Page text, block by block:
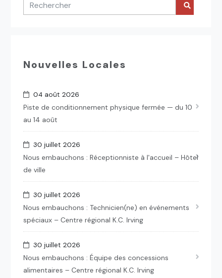
Nouvelles Locales
04 août 2026
Piste de conditionnement physique fermée — du 10
au 14 août
30 juillet 2026
Nous embauchons : Réceptionniste à l'accueil – Hôtel
de ville
30 juillet 2026
Nous embauchons : Technicien(ne) en événements
spéciaux – Centre régional K.C. Irving
30 juillet 2026
Nous embauchons : Équipe des concessions
alimentaires – Centre régional K.C. Irving